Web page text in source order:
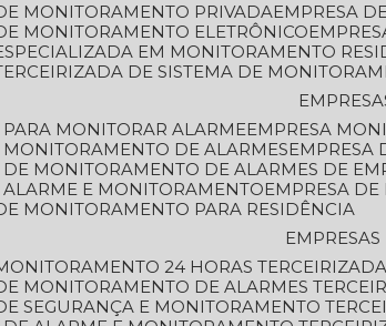
DE MONITORAMENTO PRIVADA
EMPRESA
DE MONITORAMENTO ELETRÔNICO
ESPECIALIZADA EM MONITORAMENTO
TERCEIRIZADA DE SISTEMA DE
PARA MONITORAR ALARME
EMPRESA
MONITORAMENTO DE ALARMES
DE MONITORAMENTO DE ALARMES DE
ALARME E MONITORAMENTO
EMPRESA
DE MONITORAMENTO PARA RESIDÊNCIA
MONITORAMENTO 24 HORAS TERCEIRIZADA
DE MONITORAMENTO DE ALARMES
DE SEGURANÇA E MONITORAMENTO